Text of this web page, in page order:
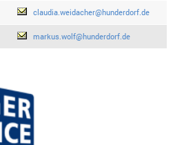
claudia.weidacher@hunderdorf.de
markus.wolf@hunderdorf.de